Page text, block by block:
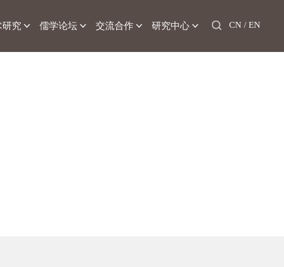
研究 儒学论坛 交流合作 研究中心 CN / EN